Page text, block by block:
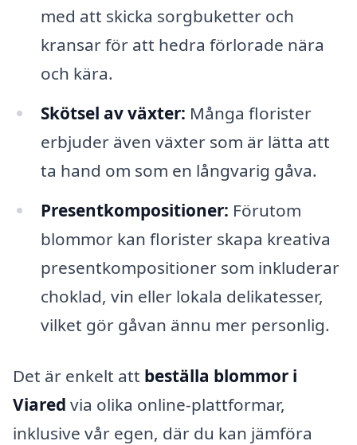
med att skicka sorgbuketter och
kransar för att hedra förlorade nära
och kära.
Skötsel av växter: Många florister
erbjuder även växter som är lätta att
ta hand om som en långvarig gåva.
Presentkompositioner: Förutom
blommor kan florister skapa kreativa
presentkompositioner som inkluderar
choklad, vin eller lokala delikatesser,
vilket gör gåvan ännu mer personlig.
Det är enkelt att beställa blommor i
Viared via olika online-plattformar,
inklusive vår egen, där du kan jämföra